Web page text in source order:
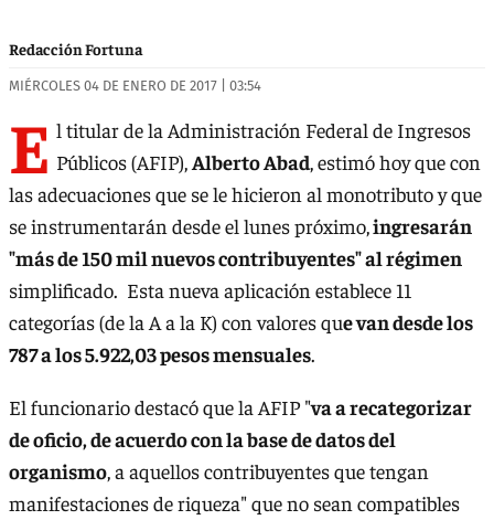
Redacción Fortuna
MIÉRCOLES 04 DE ENERO DE 2017 | 03:54
E l titular de la Administración Federal de Ingresos
Públicos (AFIP),Alberto Abad, estimó hoy que con
las adecuaciones que se le hicieron al monotributo y que
se instrumentarán desde el lunes próximo,ingresarán
"más de 150 mil nuevos contribuyentes" al régimen
simplificado. Esta nueva aplicación establece 11
categorías (de la A a la K) con valores que van desde los
787 a los 5.922,03 pesos mensuales.
El funcionario destacó que la AFIP "va a recategorizar
de oficio, de acuerdo con la base de datos del
organismo, a aquellos contribuyentes que tengan
manifestaciones de riqueza" que no sean compatibles